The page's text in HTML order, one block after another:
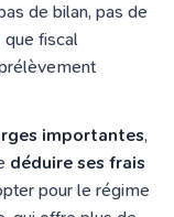
de bilan, pas de
que fiscal
importantes,
déduire ses frais
pour le régime